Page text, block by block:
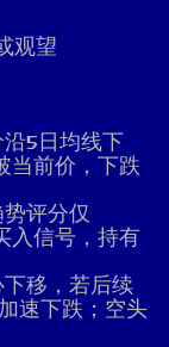
观望
沿5日均线下
当前价，下跌
评分仅
入信号，持有
下移，若后续
速下跌；空头